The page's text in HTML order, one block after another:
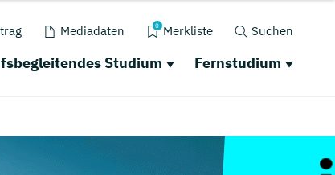
Mediadaten 0 Merkliste Suchen
Studium Fernstudium